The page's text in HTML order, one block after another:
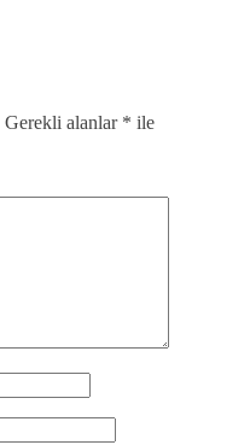
Gerekli alanlar * ile